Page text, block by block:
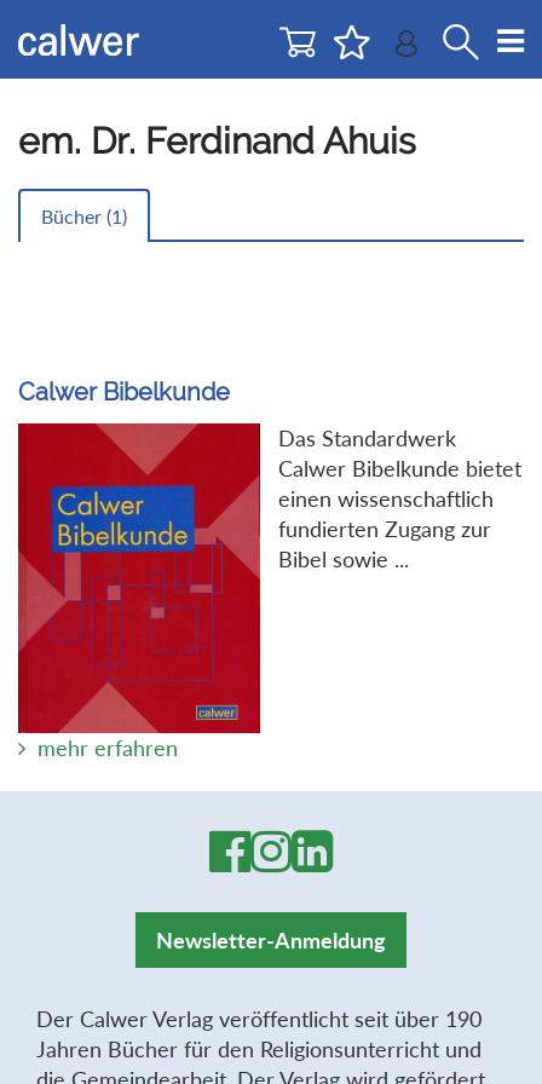
zur
Navigation
zum
Inhalt
em. Dr. Ferdinand Ahuis
Bücher (1)
Calwer Bibelkunde
Das Standardwerk
Calwer Bibelkunde bietet
einen wissenschaftlich
fundierten Zugang zur
Bibel sowie ...
mehr erfahren
Newsletter-Anmeldung
Der Calwer Verlag veröffentlicht seit über 190
Jahren Bücher für den Religionsunterricht und